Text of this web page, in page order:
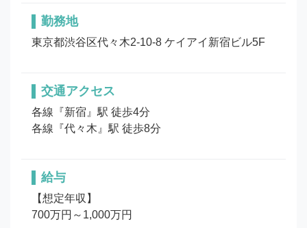
勤務地
東京都渋谷区代々木2-10-8 ケイアイ新宿ビル5F
交通アクセス
各線『新宿』駅 徒歩4分
各線『代々木』駅 徒歩8分
給与
【想定年収】
700万円～1,000万円